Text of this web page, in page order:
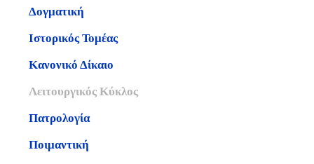
Δογματική
Ιστορικός Τομέας
Κανονικό Δίκαιο
Λειτουργικός Κύκλος
Πατρολογία
Ποιμαντική